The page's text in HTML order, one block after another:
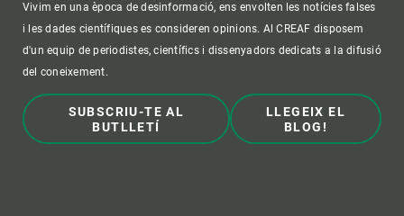
Vivim en una època de desinformació, ens envolten les notícies falses
i les dades científiques es consideren opinions. Al CREAF disposem
d'un equip de periodistes, científics i dissenyadors dedicats a la difusió
del coneixement.
SUBSCRIU-TE AL
BUTLLETÍ
LLEGEIX EL
BLOG!